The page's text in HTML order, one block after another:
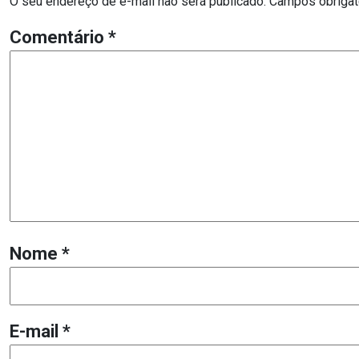
Comentário *
Nome *
E-mail *